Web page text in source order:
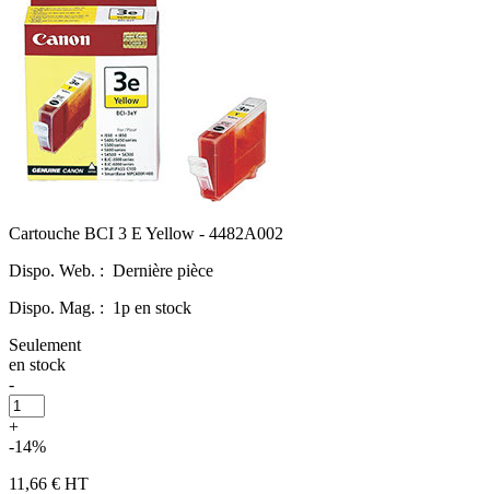
Cartouche BCI 3 E Yellow - 4482A002
Dispo. Web. : Dernière pièce
Dispo. Mag. : 1p en stock
Seulement
en stock
-
+
-14%
11,66 € HT